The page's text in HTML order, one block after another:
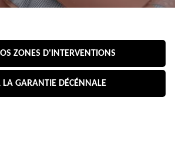
ZONES D'INTERVENTIONS
LA GARANTIE DÉCÉNNALE